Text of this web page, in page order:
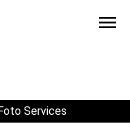
menu
Services